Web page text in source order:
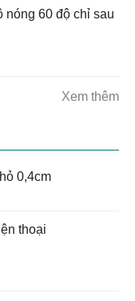
nóng 60 độ chỉ sau
Xem thêm
0,4cm
thoại